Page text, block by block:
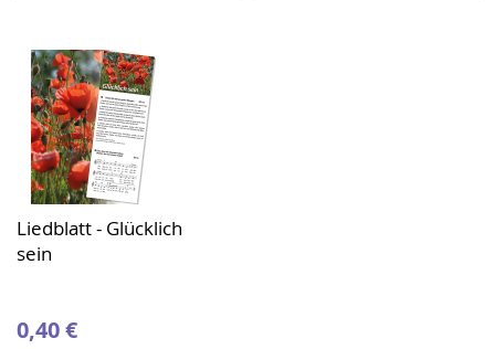
Liedblatt - Glücklich
sein
0,40 €